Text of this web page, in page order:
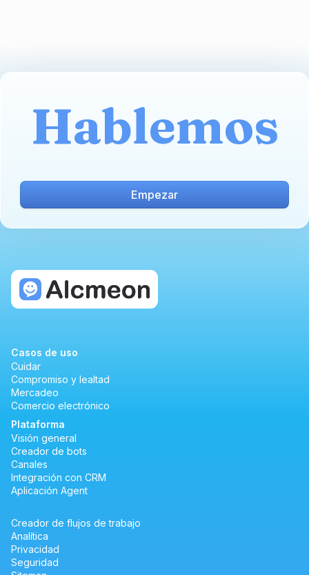
Hablemos
Empezar
Casos de uso
Cuidar
Compromiso y lealtad
Mercadeo
Comercio electrónico
Plataforma
Visión general
Creador de bots
Canales
Integración con CRM
Aplicación Agent
Creador de flujos de trabajo
Analítica
Privacidad
Seguridad